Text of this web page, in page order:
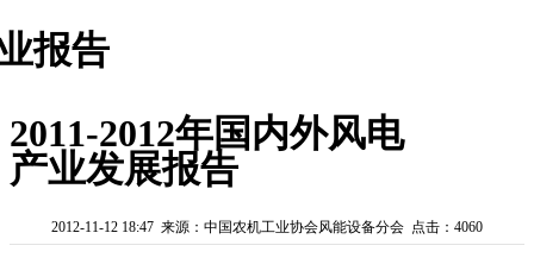
报告
2011-2012年国内外风电
产业发展报告
2012-11-12 18:47 来源：中国农机工业协会风能设备分会 点击：4060